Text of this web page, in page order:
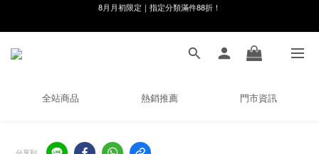
8月月初限定｜指定分類滿件88折！
線在，好事發生｜祈願新品 第2件享9折
🌸新會員限定🌸註冊送$100購物金
全站商品 熱銷推薦 門市資訊